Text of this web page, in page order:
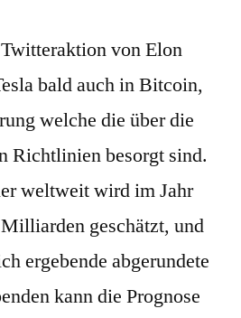
von Elon
bald auch in Bitcoin,
welche die über die
Richtlinien besorgt sind.
weltweit wird im Jahr
geschätzt, und
ergebende abgerundete
kann die Prognose